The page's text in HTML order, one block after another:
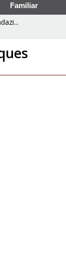
Familiar